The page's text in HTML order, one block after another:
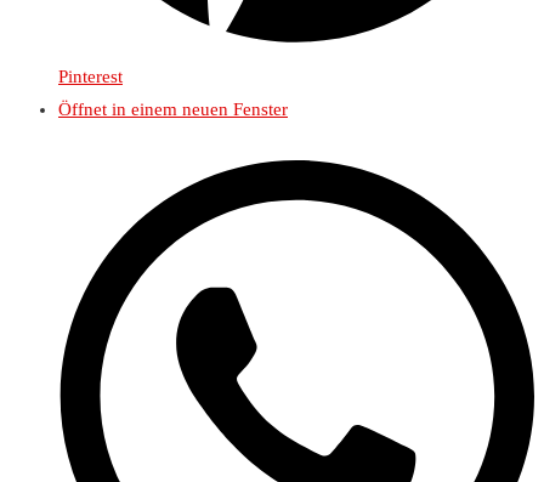
Pinterest
Öffnet in einem neuen Fenster